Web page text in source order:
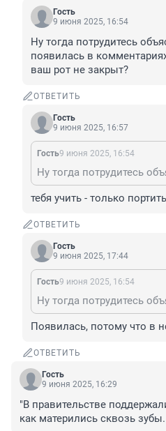
Гость
9 июня 2025, 16:54
Ну тогда потрудитесь
появилась в
ваш рот не закрыт?
ОТВЕТИТЬ
Гость
9 июня 2025, 16:57
Гость9 июня 2025, 16:54
тебя учить - только портить
ОТВЕТИТЬ
Гость
9 июня 2025, 17:44
Гость9 июня 2025, 16:54
Появилась, потому что в
ОТВЕТИТЬ
Гость
9 июня 2025, 16:29
"В правительстве
как матерились сквозь зубы.